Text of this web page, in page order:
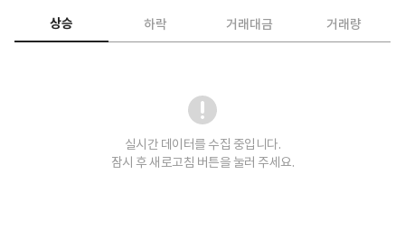
상승 하락 거래대금 거래량
실시간 데이터를 수집 중입니다.
잠시 후 새로고침 버튼을 눌러 주세요.